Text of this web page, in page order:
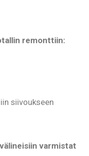
remonttiin:
siivoukseen
varmistat